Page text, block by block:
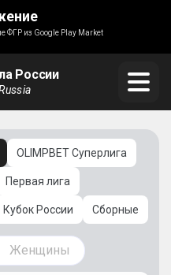
ФГР из Google Play Market
России
OLIMPBET Суперлига
Первая лига
Кубок России Сборные
Женщины